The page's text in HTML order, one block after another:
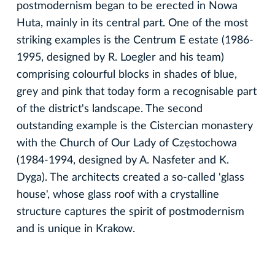
postmodernism began to be erected in Nowa
Huta, mainly in its central part. One of the most
striking examples is the Centrum E estate (1986-
1995, designed by R. Loegler and his team)
comprising colourful blocks in shades of blue,
grey and pink that today form a recognisable part
of the district's landscape. The second
outstanding example is the Cistercian monastery
with the Church of Our Lady of Częstochowa
(1984-1994, designed by A. Nasfeter and K.
Dyga). The architects created a so-called 'glass
house', whose glass roof with a crystalline
structure captures the spirit of postmodernism
and is unique in Krakow.